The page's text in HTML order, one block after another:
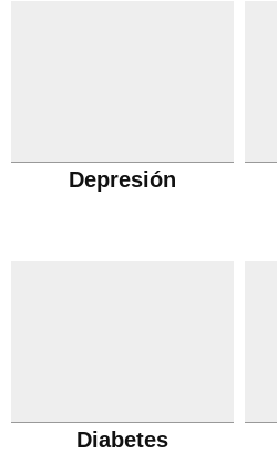
Depresión
Diabetes